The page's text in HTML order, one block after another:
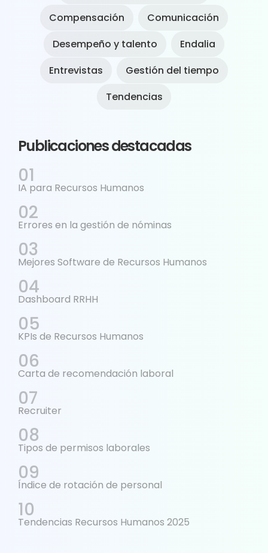
Compensación
Comunicación
Desempeño y talento
Endalia
Entrevistas
Gestión del tiempo
Tendencias
Publicaciones destacadas
IA para Recursos Humanos
Errores en la gestión de nóminas
Mejores Software de Recursos Humanos
Dashboard RRHH
KPIs de Recursos Humanos
Carta de recomendación laboral
Recruiter
Tipos de permisos laborales
Índice de rotación de personal
Tendencias Recursos Humanos 2025